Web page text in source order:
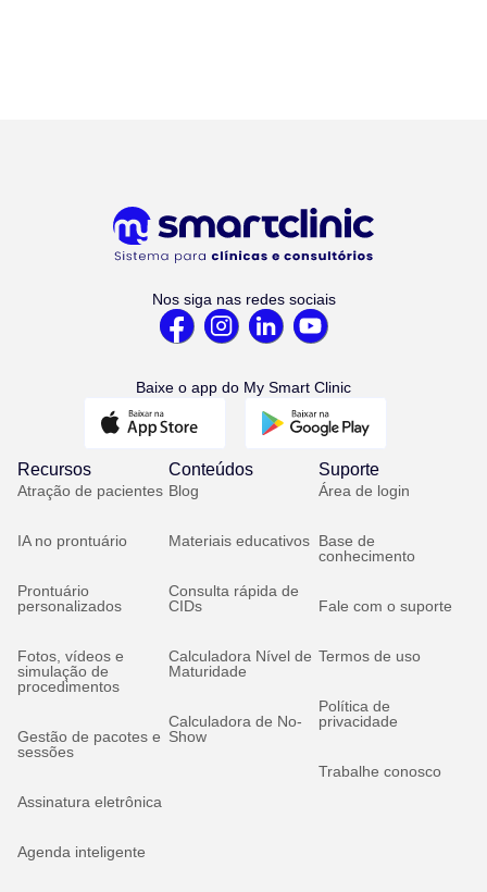
Nos siga nas redes sociais
Baixe o app do My Smart Clinic
Recursos
Atração de pacientes
IA no prontuário
Prontuário
personalizados
Fotos, vídeos e
simulação de
procedimentos
Gestão de pacotes e
sessões
Assinatura eletrônica
Agenda inteligente
Conteúdos
Blog
Materiais educativos
Consulta rápida de
CIDs
Calculadora Nível de
Maturidade
Calculadora de No-
Show
Suporte
Área de login
Base de
conhecimento
Fale com o suporte
Termos de uso
Política de
privacidade
Trabalhe conosco